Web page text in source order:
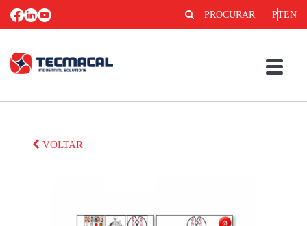
EN
PT
PROCURAR
VOLTAR